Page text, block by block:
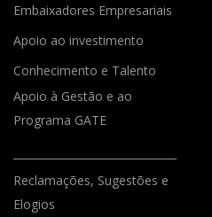
Embaixadores Empresariais
Apoio ao investimento
Conhecimento e Talento
Apoio à Gestão e ao
Programa GATE
Reclamações, Sugestões e
Elogios